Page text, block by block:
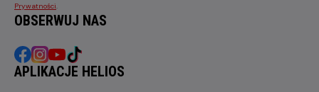
Prywatności
OBSERWUJ NAS
APLIKACJE HELIOS